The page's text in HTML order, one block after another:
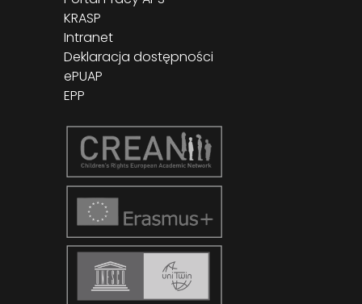
KRASP
Intranet
Deklaracja dostępności
ePUAP
EPP